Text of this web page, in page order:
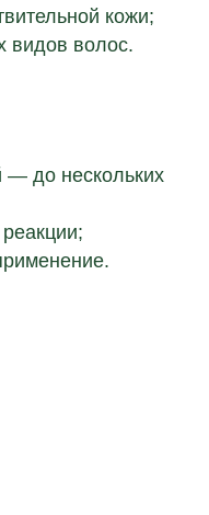
кожи;
видов волос.
— до нескольких